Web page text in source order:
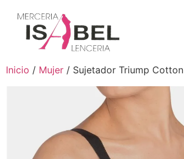
Inicio / Mujer / Sujetador Triump Cotton